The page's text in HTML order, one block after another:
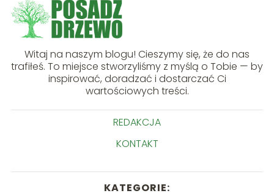
Witaj na naszym blogu! Cieszymy się, że do nas
trafiłeś. To miejsce stworzyliśmy z myślą o Tobie — by
inspirować, doradzać i dostarczać Ci
wartościowych treści.
REDAKCJA
KONTAKT
KATEGORIE: